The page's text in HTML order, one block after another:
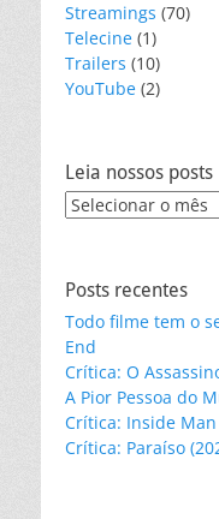
Streamings (70)
Telecine (1)
Trailers (10)
YouTube (2)
Leia nossos posts
Leia
Posts recentes
Todo filme tem o
End
Crítica: O
A Pior Pessoa do
Crítica: Inside
Crítica: Paraíso